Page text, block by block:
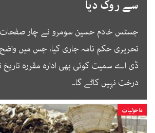
سے روک دیا
جسٹس خادم حسین سومرو نے چار
تحریری حکم نامہ جاری کیا، جس میں
ڈی اے سمیت کوئی بھی ادارہ مقررہ تاریخ
درخت نہیں کاٹے گا۔
ماحولیات